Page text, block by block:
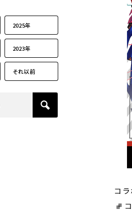
2025年
2023年
それ以前
コ